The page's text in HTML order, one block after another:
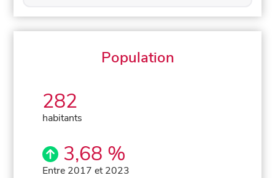
Population
282
habitants
3,68 %
Entre 2017 et 2023